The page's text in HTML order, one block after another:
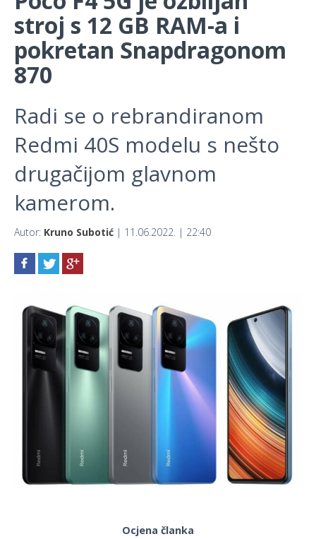
stroj s 12 GB RAM-a i
pokretan Snapdragonom
870
Radi se o rebrandiranom
Redmi 40S modelu s nešto
drugačijom glavnom
kamerom.
Autor: Kruno Subotić | 11.06.2022. | 22:40
Ocjena članka